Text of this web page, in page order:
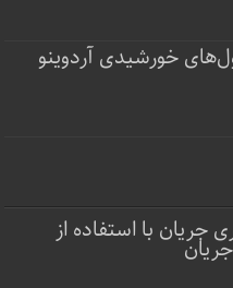
خورشیدی آردوینو
جریان با استفاده از